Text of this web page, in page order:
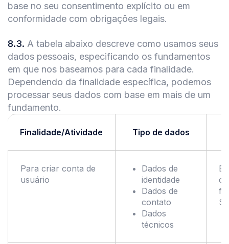
base no seu consentimento explícito ou em
conformidade com obrigações legais.
8.3. A tabela abaixo descreve como usamos seus
dados pessoais, especificando os fundamentos
em que nos baseamos para cada finalidade.
Dependendo da finalidade específica, podemos
processar seus dados com base em mais de um
fundamento.
Finalidade/Atividade Tipo de dados
Para criar conta de
usuário
Dados de
identidade
Dados de
contato
Dados
técnicos